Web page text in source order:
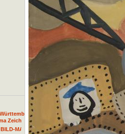
Zeichnen
MATERIAL-OBJEKT